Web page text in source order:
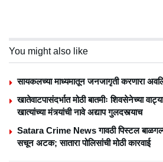
You might also like
सायकलच्या माध्यमातून जनजागृती करणारा
खातेवाटपासंदर्भात मोठी बातमीः शिवसेनेच्या
खात्यांच्या मंत्र्यांची नावे अद्याप गुलदस्त्याच
Satara Crime News गावठी पिस्टल
सचून अटक; सातारा पोलिसांची मोठी कारवाई